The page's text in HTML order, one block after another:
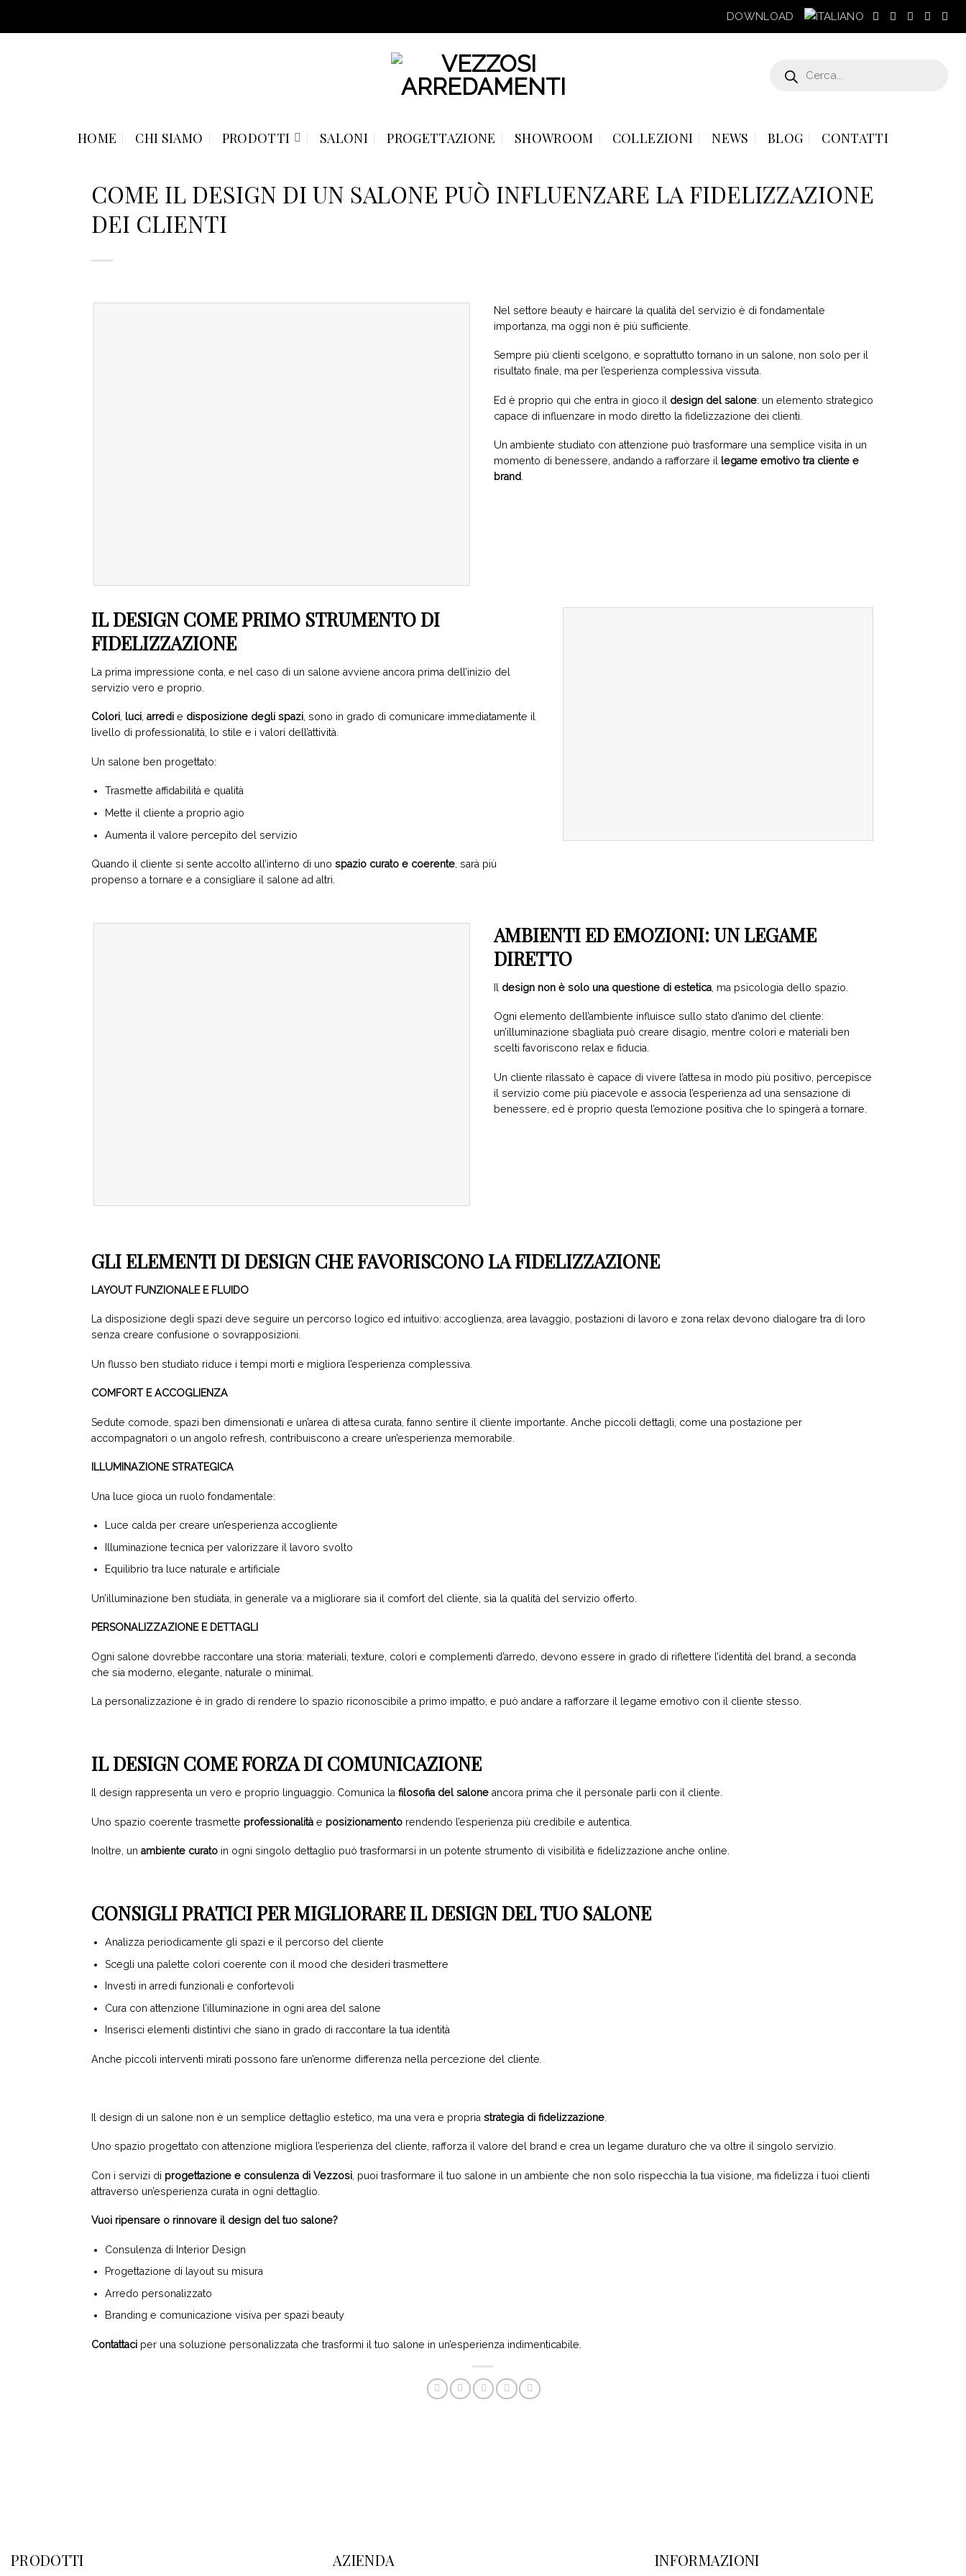
DOWNLOAD
search
HOME CHI SIAMO PRODOTTI SALONI PROGETTAZIONE SHOWROOM COLLEZIONI NEWS BLOG CONTATTI
COME IL DESIGN DI UN SALONE PUÒ INFLUENZARE LA FIDELIZZAZIONE
DEI CLIENTI
Nel settore beauty e haircare la qualità del servizio è di fondamentale
importanza, ma oggi non è più sufficiente.
Sempre più clienti scelgono, e soprattutto tornano in un salone, non solo per il
risultato finale, ma per l’esperienza complessiva vissuta.
Ed è proprio qui che entra in gioco il design del salone: un elemento strategico
capace di influenzare in modo diretto la fidelizzazione dei clienti.
Un ambiente studiato con attenzione può trasformare una semplice visita in un
momento di benessere, andando a rafforzare il legame emotivo tra cliente e
brand.
IL DESIGN COME PRIMO STRUMENTO DI
FIDELIZZAZIONE
La prima impressione conta, e nel caso di un salone avviene ancora prima dell’inizio del
servizio vero e proprio.
Colori, luci, arredi e disposizione degli spazi, sono in grado di comunicare immediatamente il
livello di professionalità, lo stile e i valori dell’attività.
Un salone ben progettato:
Trasmette affidabilità e qualità
Mette il cliente a proprio agio
Aumenta il valore percepito del servizio
Quando il cliente si sente accolto all’interno di uno spazio curato e coerente , sarà più
propenso a tornare e a consigliare il salone ad altri.
AMBIENTI ED EMOZIONI: UN LEGAME
DIRETTO
Il design non è solo una questione di estetica , ma psicologia dello spazio.
Ogni elemento dell’ambiente influisce sullo stato d’animo del cliente:
un’illuminazione sbagliata può creare disagio, mentre colori e materiali ben
scelti favoriscono relax e fiducia.
Un cliente rilassato è capace di vivere l’attesa in modo più positivo, percepisce
il servizio come più piacevole e associa l’esperienza ad una sensazione di
benessere, ed è proprio questa l’emozione positiva che lo spingerà a tornare.
GLI ELEMENTI DI DESIGN CHE FAVORISCONO LA FIDELIZZAZIONE
LAYOUT FUNZIONALE E FLUIDO
La disposizione degli spazi deve seguire un percorso logico ed intuitivo: accoglienza, area lavaggio, postazioni di lavoro e zona relax devono dialogare tra di loro
senza creare confusione o sovrapposizioni.
Un flusso ben studiato riduce i tempi morti e migliora l’esperienza complessiva.
COMFORT E ACCOGLIENZA
Sedute comode, spazi ben dimensionati e un’area di attesa curata, fanno sentire il cliente importante. Anche piccoli dettagli, come una postazione per
accompagnatori o un angolo refresh, contribuiscono a creare un’esperienza memorabile.
ILLUMINAZIONE STRATEGICA
Una luce gioca un ruolo fondamentale:
Luce calda per creare un’esperienza accogliente
Illuminazione tecnica per valorizzare il lavoro svolto
Equilibrio tra luce naturale e artificiale
Un’illuminazione ben studiata, in generale va a migliorare sia il comfort del cliente, sia la qualità del servizio offerto.
PERSONALIZZAZIONE E DETTAGLI
Ogni salone dovrebbe raccontare una storia: materiali, texture, colori e complementi d’arredo, devono essere in grado di riflettere l’identità del brand, a seconda
che sia moderno, elegante, naturale o minimal.
La personalizzazione è in grado di rendere lo spazio riconoscibile a primo impatto, e può andare a rafforzare il legame emotivo con il cliente stesso.
IL DESIGN COME FORZA DI COMUNICAZIONE
Il design rappresenta un vero e proprio linguaggio. Comunica la filosofia del salone ancora prima che il personale parli con il cliente.
Uno spazio coerente trasmette professionalità e posizionamento rendendo l’esperienza più credibile e autentica.
Inoltre, un ambiente curato in ogni singolo dettaglio può trasformarsi in un potente strumento di visibilità e fidelizzazione anche online.
CONSIGLI PRATICI PER MIGLIORARE IL DESIGN DEL TUO SALONE
Analizza periodicamente gli spazi e il percorso del cliente
Scegli una palette colori coerente con il mood che desideri trasmettere
Investi in arredi funzionali e confortevoli
Cura con attenzione l’illuminazione in ogni area del salone
Inserisci elementi distintivi che siano in grado di raccontare la tua identità
Anche piccoli interventi mirati possono fare un’enorme differenza nella percezione del cliente.
Il design di un salone non è un semplice dettaglio estetico, ma una vera e propria strategia di fidelizzazione
Uno spazio progettato con attenzione migliora l’esperienza del cliente, rafforza il valore del brand e crea un legame duraturo che va oltre il singolo servizio.
Con i servizi di progettazione e consulenza di Vezzosi , puoi trasformare il tuo salone in un ambiente che non solo rispecchia la tua visione, ma fidelizza i tuoi clienti
attraverso un’esperienza curata in ogni dettaglio.
Vuoi ripensare o rinnovare il design del tuo salone?
Consulenza di Interior Design
Progettazione di layout su misura
Arredo personalizzato
Branding e comunicazione visiva per spazi beauty
Contattaci per una soluzione personalizzata che trasformi il tuo salone in un’esperienza indimenticabile.
PRODOTTI AZIENDA INFORMAZIONI